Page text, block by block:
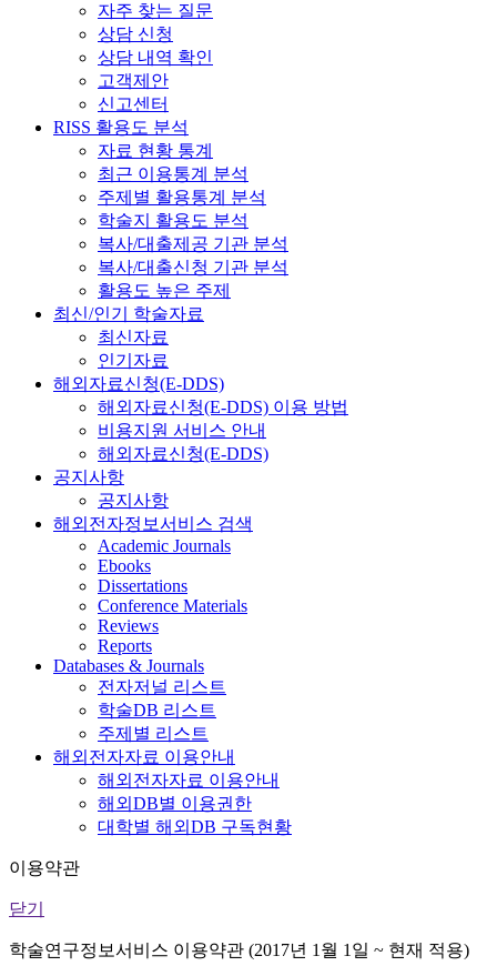
자주 찾는 질문
상담 신청
상담 내역 확인
고객제안
신고센터
RISS 활용도 분석
자료 현황 통계
최근 이용통계 분석
주제별 활용통계 분석
학술지 활용도 분석
복사/대출제공 기관 분석
복사/대출신청 기관 분석
활용도 높은 주제
최신/인기 학술자료
최신자료
인기자료
해외자료신청(E-DDS)
해외자료신청(E-DDS) 이용 방법
비용지원 서비스 안내
해외자료신청(E-DDS)
공지사항
공지사항
해외전자정보서비스 검색
Academic Journals
Ebooks
Dissertations
Conference Materials
Reviews
Reports
Databases & Journals
전자저널 리스트
학술DB 리스트
주제별 리스트
해외전자자료 이용안내
해외전자자료 이용안내
해외DB별 이용권한
대학별 해외DB 구독현황
이용약관
닫기
학술연구정보서비스 이용약관 (2017년 1월 1일 ~ 현재 적용)